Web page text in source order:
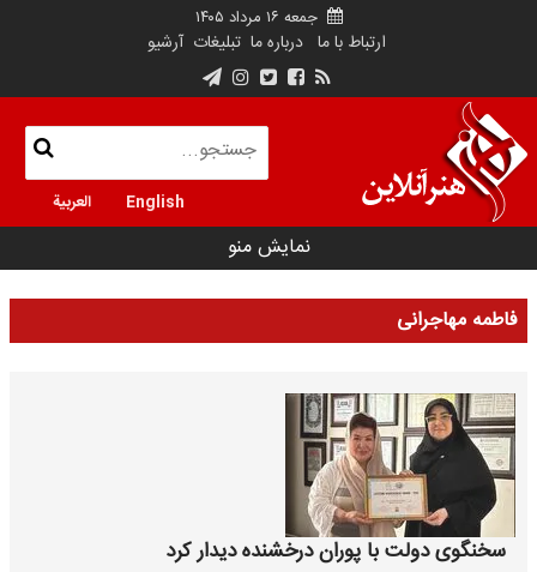
جمعه ۱۶ مرداد ۱۴۰۵
ارتباط با ما درباره ما تبلیغات آرشیو
English العربية
نمایش منو
فاطمه مهاجرانی
سخنگوی دولت با پوران درخشنده دیدار کرد